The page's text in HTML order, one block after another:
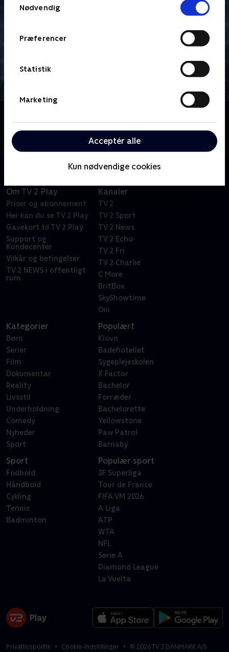
Nødvendig
Præferencer
Statistik
Marketing
Acceptér alle
Kun nødvendige cookies
tidlige pionerdage med udforskning af det ydre rum.
Om TV 2 Play
Priser og abonnement
Her kan du se TV 2 Play
Gavekort til TV 2 Play
Support og
Kundecenter
Vilkår og betingelser
TV 2 NEWS i offentligt
rum
Kanaler
TV 2
TV 2 Sport
TV 2 News
TV 2 Echo
TV 2 Fri
TV 2 Charlie
C More
BritBox
SkyShowtime
Oiii
Kategorier
Børn
Serier
Film
Dokumentar
Reality
Livsstil
Underholdning
Comedy
Nyheder
Sport
Populært
Klovn
Badehotellet
Sygeplejeskolen
X Factor
Bachelor
Forræder
Bachelorette
Yellowstone
Paw Patrol
Barnaby
Sport
Fodbold
Håndbold
Cykling
Tennis
Badminton
Populær sport
3F Superliga
Tour de France
FIFA VM 2026
A Liga
ATP
WTA
NFL
Serie A
Diamond League
La Vuelta
Privatlivspolitik Cookie-indstillinger © 2026TV 2 DANMARK A/S